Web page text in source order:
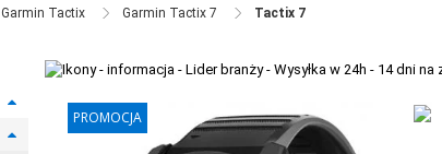
Garmin Tactix ​ Garmin Tactix 7 ​ Tactix 7
PROMOCJA
PROMOCJA